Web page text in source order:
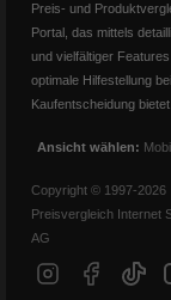
Preis- und
Portal, das mittels
und vielfältiger
optimale Hilfestellung
Kaufentscheidung bietet.
Ansicht wählen:
Copyright © 1997-2026
Preisvergleich Internet
AG